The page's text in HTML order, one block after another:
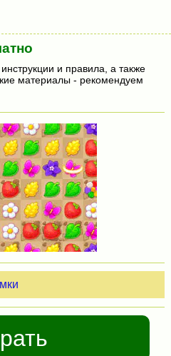
и правила, а также
материалы - рекомендуем